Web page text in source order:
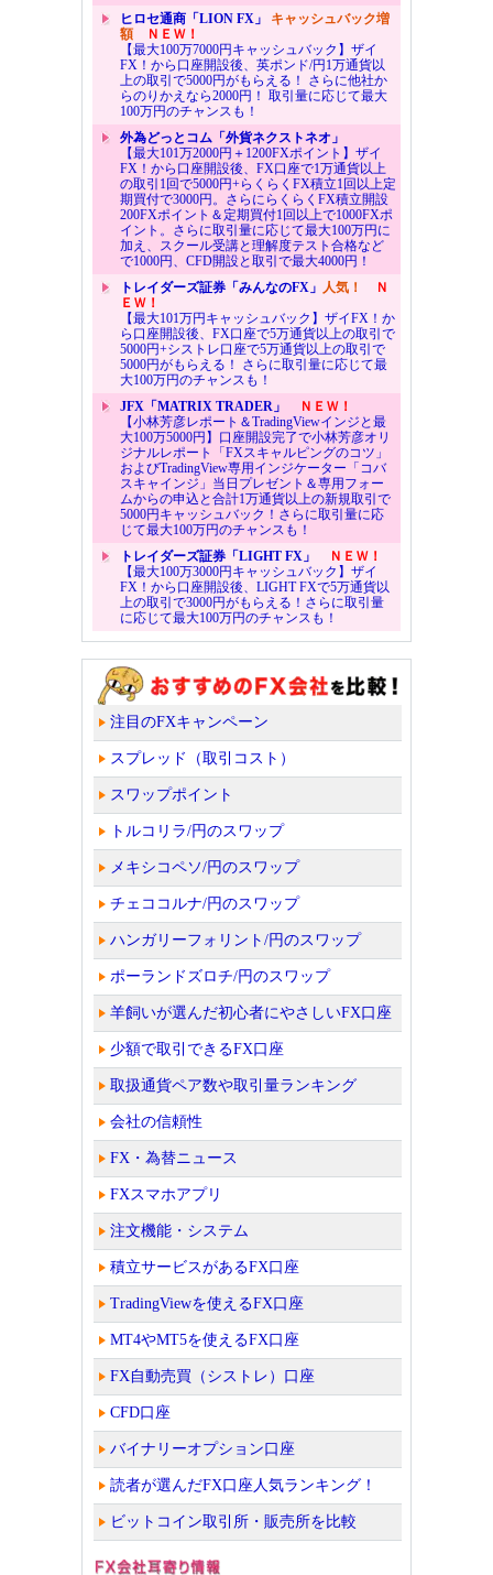
ヒロセ通商「LION FX」 キャッシュバック増
額ＮＥＷ！
【最大100万7000円キャッシュバック】ザイ
FX！から口座開設後、英ポンド/円1万通貨以
上の取引で5000円がもらえる！ さらに他社か
らのりかえなら2000円！ 取引量に応じて最大
100万円のチャンスも！
外為どっとコム「外貨ネクストネオ」
【最大101万2000円＋1200FXポイント】ザイ
FX！から口座開設後、FX口座で1万通貨以上
の取引1回で5000円+らくらくFX積立1回以上定
期買付で3000円。さらにらくらくFX積立開設
200FXポイント＆定期買付1回以上で1000FXポ
イント。さらに取引量に応じて最大100万円に
加え、スクール受講と理解度テスト合格など
で1000円、CFD開設と取引で最大4000円！
トレイダーズ証券「みんなのFX」 人気！
Ｎ
ＥＷ！
【最大101万円キャッシュバック】ザイFX！か
ら口座開設後、FX口座で5万通貨以上の取引で
5000円+シストレ口座で5万通貨以上の取引で
5000円がもらえる！ さらに取引量に応じて最
大100万円のチャンスも！
JFX「MATRIX TRADER」
ＮＥＷ！
【小林芳彦レポート＆TradingViewインジと最
大100万5000円】口座開設完了で小林芳彦オリ
ジナルレポート「FXスキャルピングのコツ」
およびTradingView専用インジケーター「コバ
スキャインジ」当日プレゼント＆専用フォー
ムからの申込と合計1万通貨以上の新規取引で
5000円キャッシュバック！さらに取引量に応
じて最大100万円のチャンスも！
トレイダーズ証券「LIGHT FX」
ＮＥＷ！
【最大100万3000円キャッシュバック】ザイ
FX！から口座開設後、LIGHT FXで5万通貨以
上の取引で3000円がもらえる！さらに取引量
に応じて最大100万円のチャンスも！
注目のFXキャンペーン
スプレッド（取引コスト）
スワップポイント
トルコリラ/円のスワップ
メキシコペソ/円のスワップ
チェココルナ/円のスワップ
ハンガリーフォリント/円のスワップ
ポーランドズロチ/円のスワップ
羊飼いが選んだ初心者にやさしいFX口座
少額で取引できるFX口座
取扱通貨ペア数や取引量ランキング
会社の信頼性
FX・為替ニュース
FXスマホアプリ
注文機能・システム
積立サービスがあるFX口座
TradingViewを使えるFX口座
MT4やMT5を使えるFX口座
FX自動売買（シストレ）口座
CFD口座
バイナリーオプション口座
読者が選んだFX口座人気ランキング！
ビットコイン取引所・販売所を比較